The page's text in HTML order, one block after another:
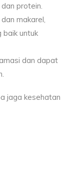
protein.
makarel,
baik untuk
dan dapat
jaga kesehatan